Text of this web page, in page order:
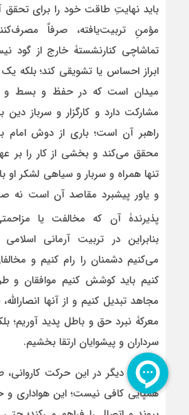
باید نهایتِ طاقت خود را برای تحقق
مؤمنِ تربیت‌یافته، صرفاً
تماشاچی کنارنشستۀ خارج از گود
ابراز احساس یا تشویقی کند؛ بلکه
میدان است که در حفظ و بسط و
مشارکت دارد و کارگزار و سرباز دین
راهبر آن است؛ باری از دوش امام
محقق می‌کند و بخشی از کار را بر
تنها همراه و سربار و سیاهی لشکر او
و یاور پیشبرد مقاصد آن است نه
پذیرندۀ آن که مخالفت یا
بنابراین در تربیت آرمانی
می‌کنیم دشمنان را رام کنیم و
کنیم باید کوشش کنیم موافقان و
مجاهد تبدیل کنیم و از آنها
معرکۀ نبرد حق و باطل پدید آوریم؛
سرداران و پیشوایان ارتقا بخشیم.
به بیان دیگر در این حرکت
همپایی کافی نیست؛ این هواداری و